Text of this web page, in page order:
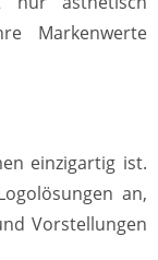
Markenwerte
einzigartig ist.
an,
Vorstellungen